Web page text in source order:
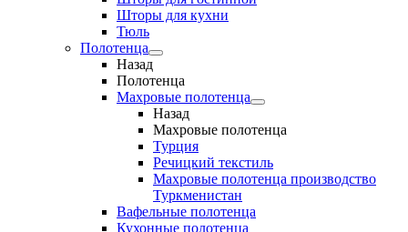
Шторы для кухни
Тюль
Полотенца
Назад
Полотенца
Махровые полотенца
Назад
Махровые полотенца
Турция
Речицкий текстиль
Махровые полотенца производство
Туркменистан
Вафельные полотенца
Кухонные полотенца